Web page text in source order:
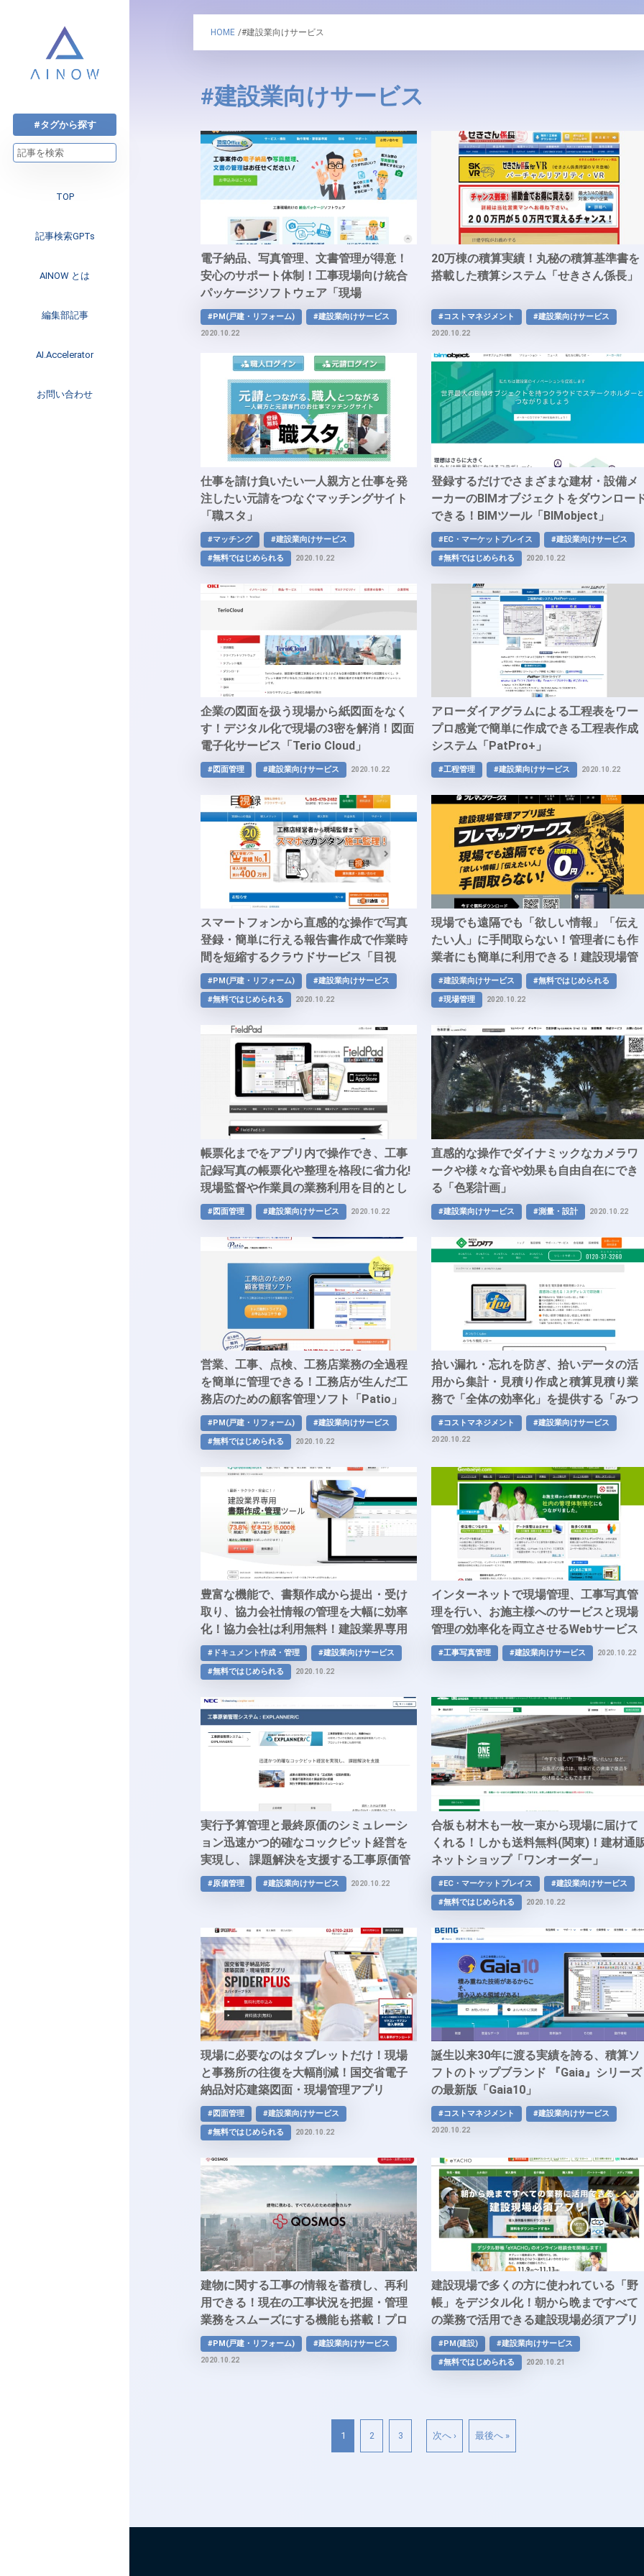
#タグから探す
TOP
記事検索GPTs
AINOW とは
編集部記事
注目のニュース
インタビュー
Web3
AI.Accelerator
AI.Accelerator記事
お問い合わせ
HOME /#建設業向けサービス
#建設業向けサービス
電子納品、写真管理、文書管理が得意！
安心のサポート体制！工事現場向け統合
パッケージソフトウェア「現場
Office10」
#PM(戸建・リフォーム) #建設業向けサービス
2020.10.22
20万棟の積算実績！丸秘の積算基準書を
搭載した積算システム「せきさん係長」
#コストマネジメント #建設業向けサービス
2020.10.22
仕事を請け負いたい一人親方と仕事を発
注したい元請をつなぐマッチングサイト
「職スタ」
#マッチング
#建設業向けサービス
#無料ではじめられる
2020.10.22
登録するだけでさまざまな建材・設備メ
ーカーのBIMオブジェクトをダウンロー
できる！BIMツール「BIMobject」
#EC・マーケットプレイス
#建設業向けサービス
#無料ではじめられる
2020.10.22
企業の図面を扱う現場から紙図面をなく
す！デジタル化で現場の3密を解消！図面
電子化サービス「Terio Cloud」
#図面管理 #建設業向けサービス 2020.10.22
アローダイアグラムによる工程表をワー
プロ感覚で簡単に作成できる工程表作成
システム「PatPro+」
#工程管理 #建設業向けサービス 2020.10.22
スマートフォンから直感的な操作で写真
登録・簡単に行える報告書作成で作業時
間を短縮するクラウドサービス「目視
録」
#PM(戸建・リフォーム)
#建設業向けサービス
#無料ではじめられる
2020.10.22
現場でも遠隔でも「欲しい情報」「伝え
たい人」に手間取らない！管理者にも作
業者にも簡単に利用できる！建設現場管
理アプリ「フレマップワークス」
#建設業向けサービス
#無料ではじめられる
#現場管理
2020.10.22
帳票化までをアプリ内で操作でき、工事
記録写真の帳票化や整理を格段に省力化!
現場監督や作業員の業務利用を目的とし
た現代の野帳「FieldPad」
#図面管理 #建設業向けサービス 2020.10.22
直感的な操作でダイナミックなカメラワ
ークや様々な音や効果も自由自在にでき
る「色彩計画」
#建設業向けサービス #測量・設計 2020.10.22
営業、工事、点検、工務店業務の全過程
を簡単に管理できる！工務店が生んだ工
務店のための顧客管理ソフト「Patio」
#PM(戸建・リフォーム)
#建設業向けサービス
#無料ではじめられる
2020.10.22
拾い漏れ・忘れを防ぎ、拾いデータの活
用から集計・見積り作成と積算見積り業
務で「全体の効率化」を提供する「みつ
もりくんdee」
#コストマネジメント #建設業向けサービス
2020.10.22
豊富な機能で、書類作成から提出・受け
取り、協力会社情報の管理を大幅に効率
化！協力会社は利用無料！建設業界専用
書類作成・管理ツール
「Greenfile.work」
#ドキュメント作成・管理
#建設業向けサービス
#無料ではじめられる
2020.10.22
インターネットで現場管理、工事写真管
理を行い、お施主様へのサービスと現場
管理の効率化を両立させるWebサービス
「ゲンバアイ」
#工事写真管理 #建設業向けサービス 2020.10.22
実行予算管理と最終原価のシミュレーシ
ョン迅速かつ的確なコックピット経営を
実現し、 課題解決を支援する工事原価管
理システム「EXPLANNER/C」
#原価管理 #建設業向けサービス 2020.10.22
合板も材木も一枚一束から現場に届けて
くれる！しかも送料無料(関東)！建材通
ネットショップ「ワンオーダー」
#EC・マーケットプレイス
#建設業向けサービス
#無料ではじめられる
2020.10.22
現場に必要なのはタブレットだけ！現場
と事務所の往復を大幅削減！国交省電子
納品対応建築図面・現場管理アプリ
「SPIDERPLUS」
#図面管理
#建設業向けサービス
#無料ではじめられる
2020.10.22
誕生以来30年に渡る実績を誇る、積算ソ
フトのトップブランド 『Gaia』シリーズ
の最新版「Gaia10」
#コストマネジメント #建設業向けサービス
2020.10.22
建物に関する工事の情報を蓄積し、再利
用できる！現在の工事状況を把握・管理
業務をスムーズにする機能も搭載！プロ
ジェクトマネジメントツール
「QOSMOS」
#PM(戸建・リフォーム) #建設業向けサービス
2020.10.22
建設現場で多くの方に使われている「野
帳」をデジタル化！朝から晩まですべて
の業務で活用できる建設現場必須アプリ
「eYACHO」
#PM(建設)
#建設業向けサービス
#無料ではじめられる
2020.10.21
1 2 3 次へ › 最後へ »